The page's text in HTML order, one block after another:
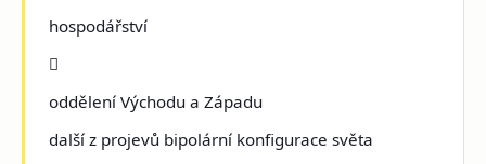
hospodářství

oddělení Východu a Západu
další z projevů bipolární konfigurace světa